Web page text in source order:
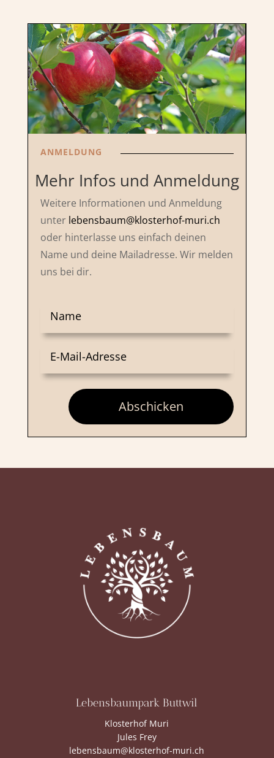
ANMELDUNG
Mehr Infos und Anmeldung
Weitere Informationen und Anmeldung
unter lebensbaum@klosterhof-muri.ch
oder hinterlasse uns einfach deinen
Name und deine Mailadresse. Wir melden
uns bei dir.
Abschicken
Lebensbaumpark Buttwil
Klosterhof Muri
Jules Frey
lebensbaum@klosterhof-muri.ch